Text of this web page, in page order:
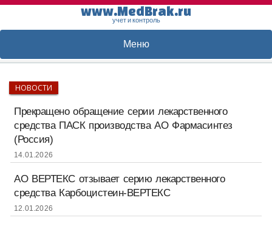
www.MedBrak.ru
учет и контроль
Меню
НОВОСТИ
Прекращено обращение серии лекарственного
средства ПАСК производства АО Фармасинтез
(Россия)
14.01.2026
АО ВЕРТЕКС отзывает серию лекарственного
средства Карбоцистеин-ВЕРТЕКС
12.01.2026